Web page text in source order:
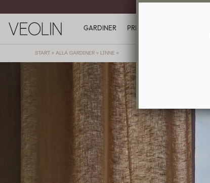
GARDINER PRESENTKORT
START» ALLA GARDINER» LINNE»